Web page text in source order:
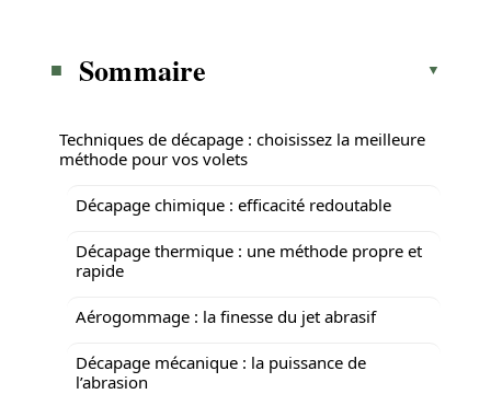
Sommaire
Techniques de décapage : choisissez la meilleure
méthode pour vos volets
Décapage chimique : efficacité redoutable
Décapage thermique : une méthode propre et
rapide
Aérogommage : la finesse du jet abrasif
Décapage mécanique : la puissance de
l’abrasion